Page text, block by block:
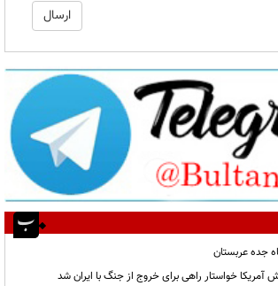
جده عربستان
خواستار راهی برای خروج از جنگ با ایران شد